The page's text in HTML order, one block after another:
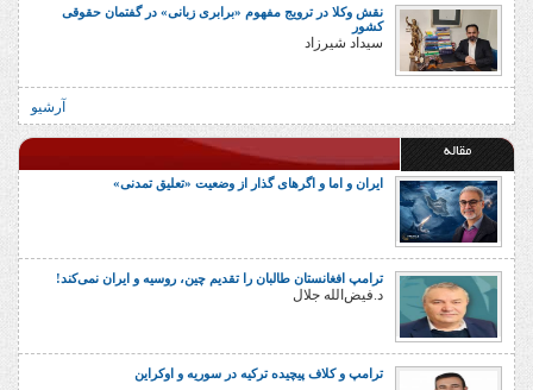
نقش وکلا در ترویج مفهوم «برابری زبانی» در گفتمان حقوقی
کشور
سیداد شیرزاد
آرشیو
مقاله
ایران و اما و اگرهای گذار از وضعیت «تعلیق تمدنی»
ترامپ افغانستان طالبان را تقدیم چین، روسیه و ایران نمی‌کند!
د.فیض‌الله جلال
ترامپ و کلاف پیچیده ترکیه در سوریه و اوکراین